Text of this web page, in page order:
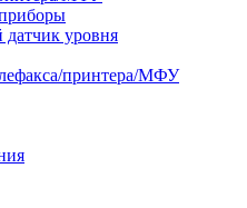
уровня
принтера/МФУ